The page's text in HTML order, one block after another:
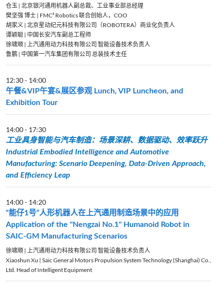
仓玉 | 北京银河通用机器人副总裁、工业事业部总经理
樊坚强 博士 | FMC³ Robotics 联合创始人，COO
胡家义 | 北京星动纪元科技有限公司（ROBOTERA）商业化负责人
谭颖聪 | 中国长安汽车副总工程师
徐啸顺 | 上汽通用动力科技有限公司 智能设备技术负责人
鲁鹏 | 中国第一汽车集团有限公司 总装技术主任
12:30- 14:00
午餐&VIP午宴&展区参观 Lunch, VIP Luncheon, and
Exhibition Tour
14:00- 17:30
工业具身智能与汽车制造：场景深耕、数据驱动、效率跃升
Industrial Embodied Intelligence and Automotive
Manufacturing: Scenario Deepening, Data-Driven Approach,
and Efficiency Leap
14:00- 14:20
“能仔1号”人形机器人在上汽通用制造场景中的应用
Application of the "Nengzai No.1" Humanoid Robot in
SAIC-GM Manufacturing Scenarios
徐啸顺 | 上汽通用动力科技有限公司 智能设备技术负责人
Xiaoshun Xu | Saic General Motors Propulsion System Technology (Shanghai) Co.,
Ltd. Head of Intelligent Equipment